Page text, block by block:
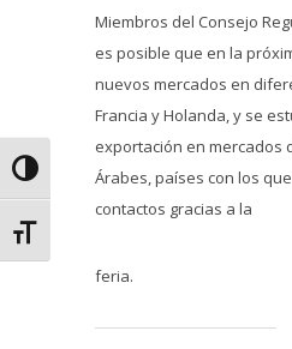
Alternar alto contraste
Alternar tamaño de letra
Miembros del Consejo
es posible que en la
nuevos mercados en
Francia y Holanda, y se
exportación en mercados
Árabes, países con los
contactos gracias a la
feria.